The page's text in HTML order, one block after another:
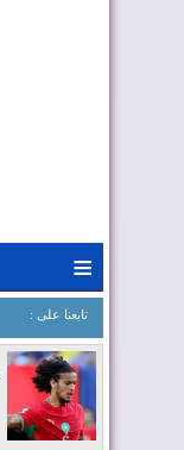
≡
: تابعنا على